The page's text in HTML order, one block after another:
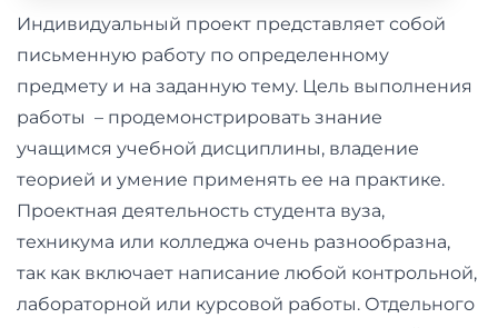
Индивидуальный проект представляет собой
письменную работу по определенному
предмету и на заданную тему. Цель выполнения
работы – продемонстрировать знание
учащимся учебной дисциплины, владение
теорией и умение применять ее на практике.
Проектная деятельность студента вуза,
техникума или колледжа очень разнообразна,
так как включает написание любой контрольной,
лабораторной или курсовой работы. Отдельного
саморазвитие
Прочее
Репетиторы
Тесты
на
профориентацию